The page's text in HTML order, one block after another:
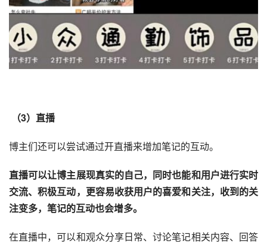
（3）直播
博主们还可以尝试通过开直播来增加笔记的互动。
直播可以让博主展现真实的自己，同时也能和用户进行实时
交流、积极互动，更容易收获用户的喜爱和关注，收到的关
注变多，笔记的互动也会增多。
在直播中，可以和观众分享日常、讨论笔记相关内容、回答